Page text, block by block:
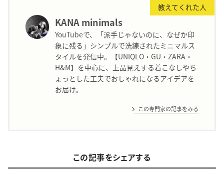
教えてくれた人
KANA minimals
YouTubeで、「派手じゃないのに、なぜか印
象に残る」シンプルで洗練されたミニマルス
タイルを発信中。【UNIQLO・GU・ZARA・
H&M】を中心に、上品見えする着こなしやち
ょっとした工夫でおしゃれになるアイデアを
お届け。
この専門家の記事をみる
この記事をシェアする